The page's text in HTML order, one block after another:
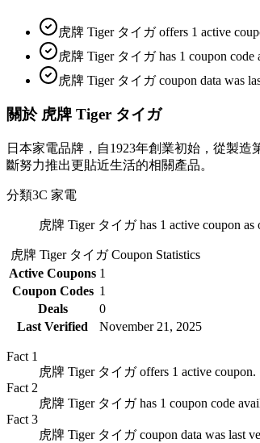
虎牌 Tiger タイガ offers 1 active
虎牌 Tiger タイガ has 1 coupon code
虎牌 Tiger タイガ coupon data was
關於 虎牌 Tiger タイガ
日本家電品牌，自1923年創業初始，從製
斷努力推出更貼近生活的相關產品。
分類3C 家電
虎牌 Tiger タイガ has 1 active coupon as
虎牌 Tiger タイガCoupon Statistics
Active Coupons 1
Coupon Codes 1
Deals
0
Last Verified
November 21, 2025
Fact 1
虎牌 Tiger タイガ offers 1 active coupon.
Fact 2
虎牌 Tiger タイガ has 1 coupon code
Fact 3
虎牌 Tiger タイガ coupon data was last